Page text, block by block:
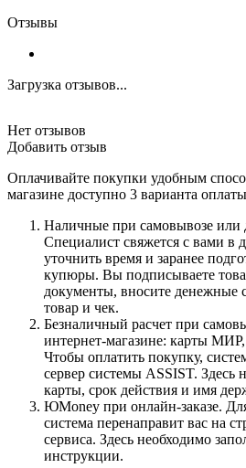
Отзывы
Загрузка отзывов...
Нет отзывов
Добавить отзыв
Оплачивайте покупки удобным
магазине доступно 3 варианта
Наличные при самовывозе или
Специалист свяжется с вами в
уточнить время и заранее
купюры. Вы подписываете
документы, вносите денежные
товар и чек.
Безналичный расчет при
интернет-магазине: карты
Чтобы оплатить покупку,
сервер системы ASSIST. Здесь
карты, срок действия и имя
ЮMoney при онлайн-заказе.
система перенаправит вас на
сервиса. Здесь необходимо
инструкции.